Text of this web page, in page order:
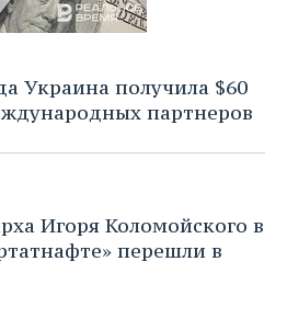
Украина получила $60
партнеров
Игоря Коломойского в
перешли в